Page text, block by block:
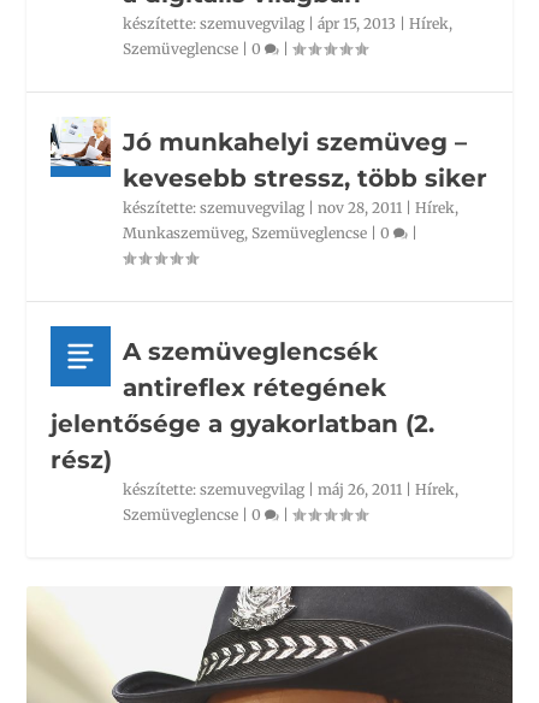
készítette:szemuvegvilag |ápr 15, 2013 |Hírek,
Szemüveglencse |0 |
Jó munkahelyi szemüveg –
kevesebb stressz, több siker
készítette:szemuvegvilag |nov 28, 2011 |Hírek,
Munkaszemüveg, Szemüveglencse |0
A szemüveglencsék
antireflex rétegének
jelentősége a gyakorlatban (2.
rész)
készítette:szemuvegvilag |máj 26, 2011 |Hírek,
Szemüveglencse |0 |